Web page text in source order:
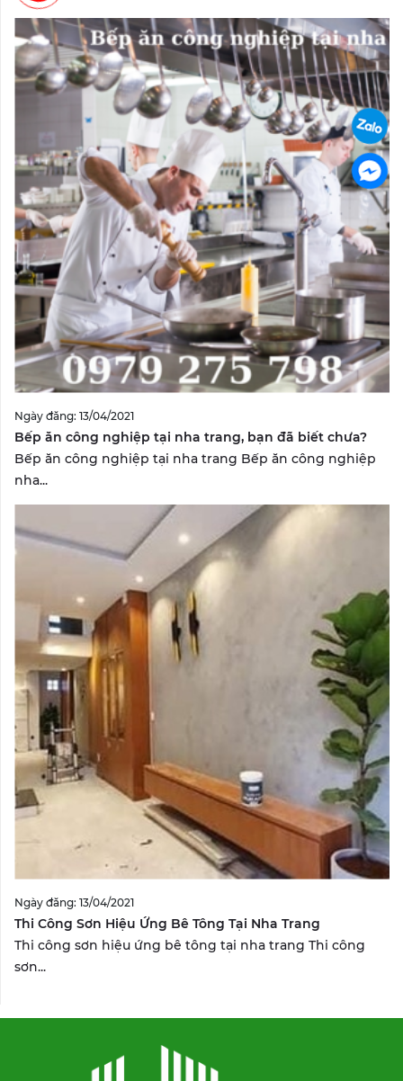
Ngày đăng: 13/04/2021
Bếp ăn công nghiệp tại nha trang, bạn đã biết chưa?
Bếp ăn công nghiệp tại nha trang Bếp ăn công nghiệp
nha...
Ngày đăng: 13/04/2021
Thi Công Sơn Hiệu Ứng Bê Tông Tại Nha Trang
Thi công sơn hiệu ứng bê tông tại nha trang Thi công
sơn...